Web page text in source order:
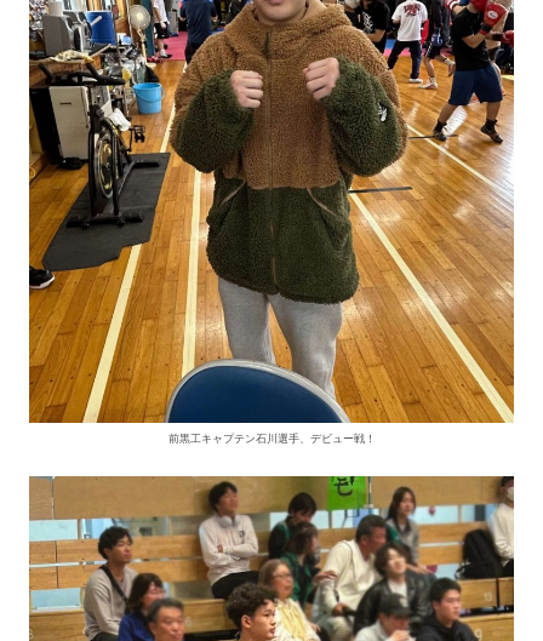
前黒工キャプテン石川選手、デビュー戦！